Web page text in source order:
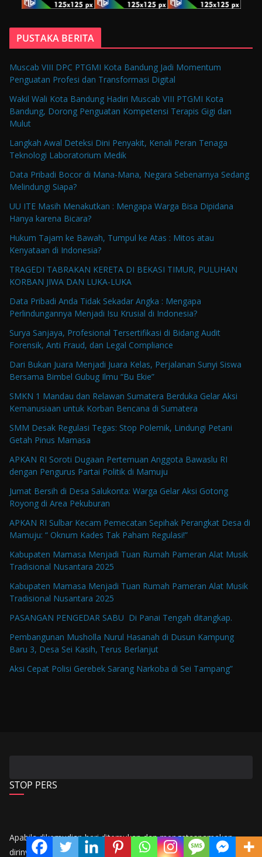
PUSTAKA BERITA
Muscab VIII DPC PTGMI Kota Bandung Jadi Momentum
Penguatan Profesi dan Transformasi Digital
Wakil Wali Kota Bandung Hadiri Muscab VIII PTGMI Kota
Bandung, Dorong Penguatan Kompetensi Terapis Gigi dan
Mulut
Langkah Awal Deteksi Dini Penyakit, Kenali Peran Tenaga
Teknologi Laboratorium Medik
Data Pribadi Bocor di Mana-Mana, Negara Sebenarnya Sedang
Melindungi Siapa?
UU ITE Masih Menakutkan : Mengapa Warga Bisa Dipidana
Hanya karena Bicara?
Hukum Tajam ke Bawah, Tumpul ke Atas : Mitos atau
Kenyataan di Indonesia?
TRAGEDI TABRAKAN KERETA DI BEKASI TIMUR, PULUHAN
KORBAN JIWA DAN LUKA-LUKA
Data Pribadi Anda Tidak Sekadar Angka : Mengapa
Perlindungannya Menjadi Isu Krusial di Indonesia?
Surya Sanjaya, Profesional Tersertifikasi di Bidang Audit
Forensik, Anti Fraud, dan Legal Compliance
Dari Bukan Juara Menjadi Juara Kelas, Perjalanan Sunyi Siswa
Bersama Bimbel Gubug Ilmu “Bu Ekie”
SMKN 1 Mandau dan Relawan Sumatera Berduka Gelar Aksi
Kemanusiaan untuk Korban Bencana di Sumatera
SMM Desak Regulasi Tegas: Stop Polemik, Lindungi Petani
Getah Pinus Mamasa
APKAN RI Soroti Dugaan Pertemuan Anggota Bawaslu RI
dengan Pengurus Partai Politik di Mamuju
Jumat Bersih di Desa Salukonta: Warga Gelar Aksi Gotong
Royong di Area Pekuburan
APKAN RI Sulbar Kecam Pemecatan Sepihak Perangkat Desa di
Mamuju: “ Oknum Kades Tak Paham Regulasi!”
Kabupaten Mamasa Menjadi Tuan Rumah Pameran Alat Musik
Tradisional Nusantara 2025
Kabupaten Mamasa Menjadi Tuan Rumah Pameran Alat Musik
Tradisional Nusantara 2025
PASANGAN PENGEDAR SABU Di Panai Tengah ditangkap.
Pembangunan Musholla Nurul Hasanah di Dusun Kampung
Baru 3, Desa Sei Kasih, Terus Berlanjut
Aksi Cepat Polisi Gerebek Sarang Narkoba di Sei Tampang”
STOP PERS
Apabila dikemudian hari ditemukan dan mengatasnamakan
dirinya dari media
“MAGAZINE INDONESIA”Agar kiranya tidak